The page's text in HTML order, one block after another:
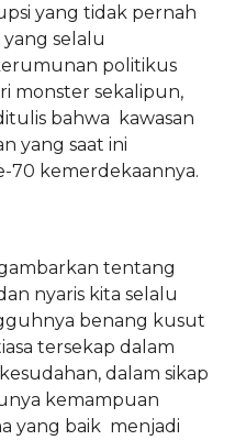
yang tidak pernah
selalu
politikus
monster sekalipun,
bahwa kawasan
yang saat ini
70 kemerdekaannya.
tentang
nyaris kita selalu
benang kusut
tersekap dalam
dalam sikap
kemampuan
yang baik menjadi